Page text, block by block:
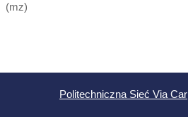
(mz)
Politechniczna Sieć Via